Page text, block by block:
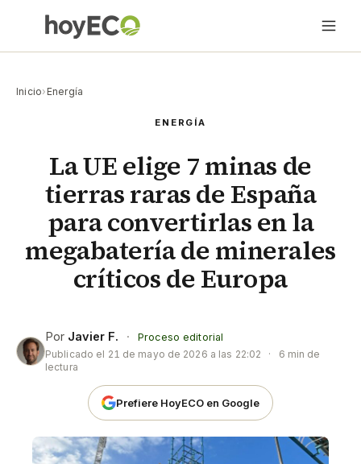
Inicio› Energía
ENERGÍA
La UE elige 7 minas de
tierras raras de España
para convertirlas en la
megabatería de minerales
críticos de Europa
Por Javier F. ·
Proceso editorial
Publicado el 21 de mayo de 2026 a las 22:02 ·
6 min de
lectura
Prefiere HoyECO en Google